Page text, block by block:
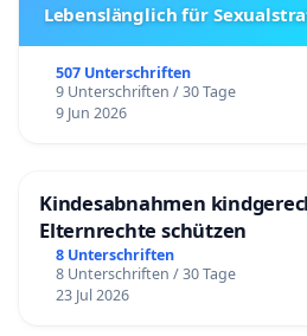
Lebenslänglich für
507 Unterschriften
9 Unterschriften / 30 Tage
9 Jun 2026
Kindesabnahmen
Elternrechte schützen
8 Unterschriften
8 Unterschriften / 30 Tage
23 Jul 2026